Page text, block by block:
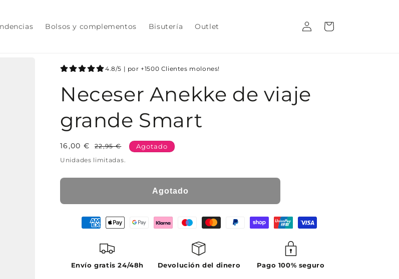
Bolsos y complementos Bisutería Outlet
Iniciar
sesión
Carrito
4.8/5 | por +1500 Clientes molones!
Neceser Anekke de viaje
grande Smart
Precio
22,95 €
Precio
16,00 € Agotado
Unidades limitadas.
Agotado
Envío gratis 24/48h Devolución del dinero Pago 100% seguro